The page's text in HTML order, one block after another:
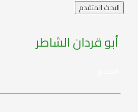
أبو قردان الشاطر